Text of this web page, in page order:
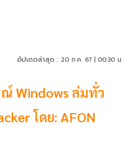
อัปเดตล่าสุด : 20 ก.ค. 67 | 00:30 น.
Windows ล่มทั่ว
โดย: AFON